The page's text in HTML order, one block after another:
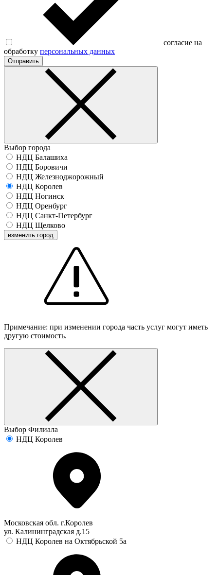
согласие на
обработку персональных данных
Отправить
Выбор города
НДЦ Балашиха
НДЦ Боровичи
НДЦ Железноджорожный
НДЦ Королев
НДЦ Ногинск
НДЦ Оренбург
НДЦ Санкт-Петербург
НДЦ Щелково
изменить город
Примечание: при изменении города часть услуг могут иметь
другую стоимость.
Выбор Филиала
НДЦ Королев
Московская обл. г.Королев
ул. Калининградская д.15
НДЦ Королев на Октябрьской 5а